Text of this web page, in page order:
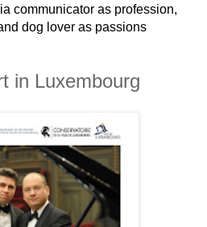
communicator as profession,
dog lover as passions
in Luxembourg